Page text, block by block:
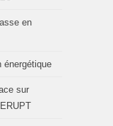
en
énergétique
sur